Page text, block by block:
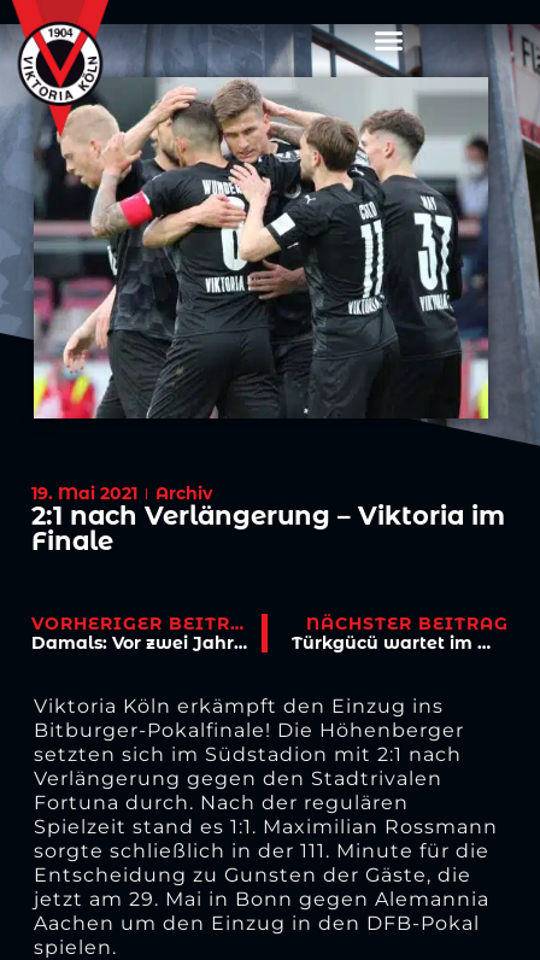
19. Mai 2021 Archiv
2:1 nach Verlängerung – Viktoria im
Finale
VORHERIGER BEITRAG
Damals: Vor zwei Jahren machte die Viktoria den Aufstieg perfekt!
NÄCHSTER BEITRAG
Türkgücü wartet im Münchner Olympiastadion
Viktoria Köln erkämpft den Einzug ins
Bitburger-Pokalfinale! Die Höhenberger
setzten sich im Südstadion mit 2:1 nach
Verlängerung gegen den Stadtrivalen
Fortuna durch. Nach der regulären
Spielzeit stand es 1:1. Maximilian Rossmann
sorgte schließlich in der 111. Minute für die
Entscheidung zu Gunsten der Gäste, die
jetzt am 29. Mai in Bonn gegen Alemannia
Aachen um den Einzug in den DFB-Pokal
spielen.